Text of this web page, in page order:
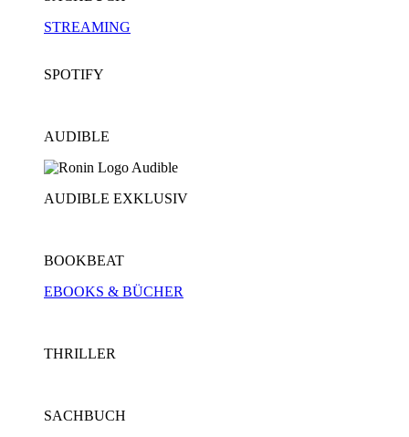
STREAMING
SPOTIFY
AUDIBLE
AUDIBLE EXKLUSIV
BOOKBEAT
EBOOKS & BÜCHER
THRILLER
SACHBUCH